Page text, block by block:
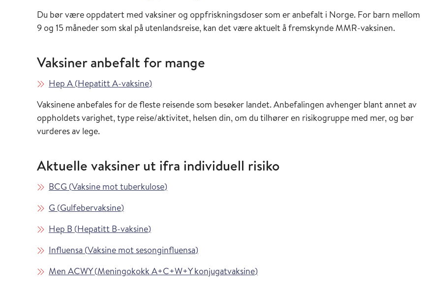
Du bør være oppdatert med vaksiner og oppfriskningsdoser som er anbefalt i Norge. For barn mellom
9 og 15 måneder som skal på utenlandsreise, kan det være aktuelt å fremskynde MMR-vaksinen.
Vaksiner anbefalt for mange
Les mer om
Hep A (Hepatitt A-vaksine)i Vaksinasjonsveilederen
Vaksinene anbefales for de fleste reisende som besøker landet. Anbefalingen avhenger blant annet av
oppholdets varighet, type reise/aktivitet, helsen din, om du tilhører en risikogruppe med mer, og bør
vurderes av lege.
Aktuelle vaksiner ut ifra individuell risiko
Les mer om
BCG (Vaksine mot tuberkulose)i Vaksinasjonsveilederen
Les mer om
G (Gulfebervaksine)i Vaksinasjonsveilederen
Les mer om
Hep B (Hepatitt B-vaksine)i Vaksinasjonsveilederen
Les mer om
Influensa (Vaksine mot sesonginfluensa)i Vaksinasjonsveilederen
Les mer om
Men ACWY(Meningokokk A+C+W+Y konjugatvaksine)i Vaksinasjonsveilederen